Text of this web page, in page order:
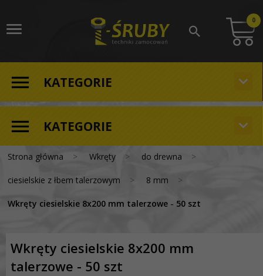
0
KATEGORIE
KATEGORIE
Strona główna Wkręty do drewna
ciesielskie z łbem talerzowym 8 mm
Wkręty ciesielskie 8x200 mm talerzowe - 50 szt
Wkręty ciesielskie 8x200 mm
talerzowe - 50 szt